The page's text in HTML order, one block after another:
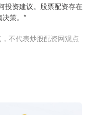
投资建议。股票配资存在
决策。*
不代表炒股配资网观点